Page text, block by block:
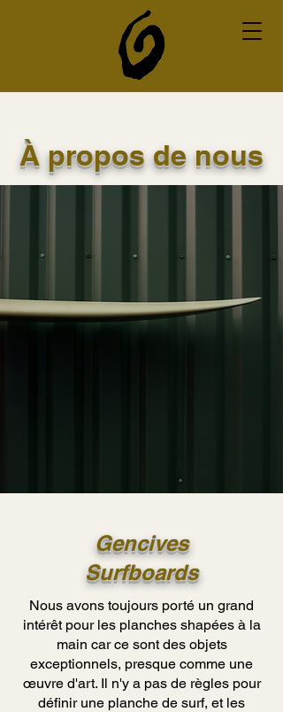
À propos de nous
Gencives
Surfboards
Nous avons toujours porté un grand
intérêt pour les planches shapées à la
main car ce sont des objets
exceptionnels, presque comme une
œuvre d'art. Il n'y a pas de règles pour
définir une planche de surf, et les